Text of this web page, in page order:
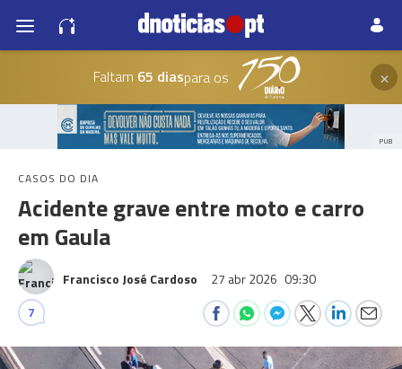
Faltam 65 diaspara os ×
PUB
CASOS DO DIA
Acidente grave entre moto e carro
em Gaula
Francisco José Cardoso 27 abr 2026 09:30
7